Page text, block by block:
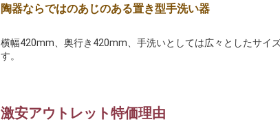
陶器ならではのあじのある置き型手洗い器
横幅420mm、奥行き420mm、手洗いとしては広々としたサイ
す。
激安アウトレット特価理由